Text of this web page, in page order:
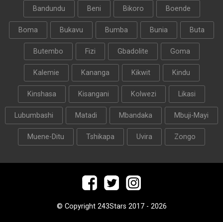
Bandundu Beni Bikoro Boende
Boma Bukavu Bumba Bunia Buta
Butembo Fizi Gbadolite Goma
Kalemie Kananga Kikwit Kindu
Kinshasa Kisangani Kolwezi Likasi
Lubumbashi Matadi Mbandaka Mbuji-Mayi
Muene-Ditu Tshikapa Uvira Zongo
© Copyright 243Stars 2017 - 2026